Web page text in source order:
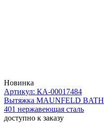
Новинка
Артикул: КА-00017484
Вытяжка MAUNFELD BATH
401 нержавеющая сталь
доступно к заказу